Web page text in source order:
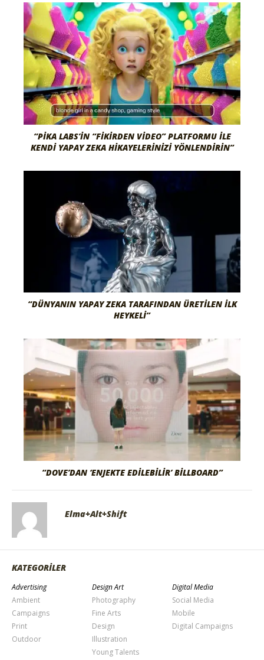
“PIKA LABS’IN “FIKIRDEN VIDEO” PLATFORMU ILE
KENDI YAPAY ZEKA HIKAYELERINIZI YÖNLENDIRIN”
“DÜNYANIN YAPAY ZEKA TARAFINDAN ÜRETILEN İLK
HEYKELI”
“DOVE’DAN ‘ENJEKTE EDILEBILIR’ BILLBOARD”
Elma+Alt+Shift
KATEGORİLER
Advertising
Ambient
Campaigns
Print
Outdoor
Design Art
Photography
Fine Arts
Design
Illustration
Young Talents
Digital Media
Social Media
Mobile
Digital Campaigns